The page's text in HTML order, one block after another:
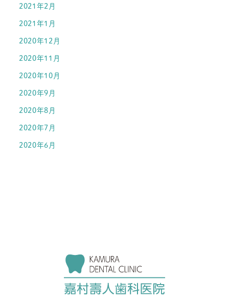
2021年2月
2021年1月
2020年12月
2020年11月
2020年10月
2020年9月
2020年8月
2020年7月
2020年6月